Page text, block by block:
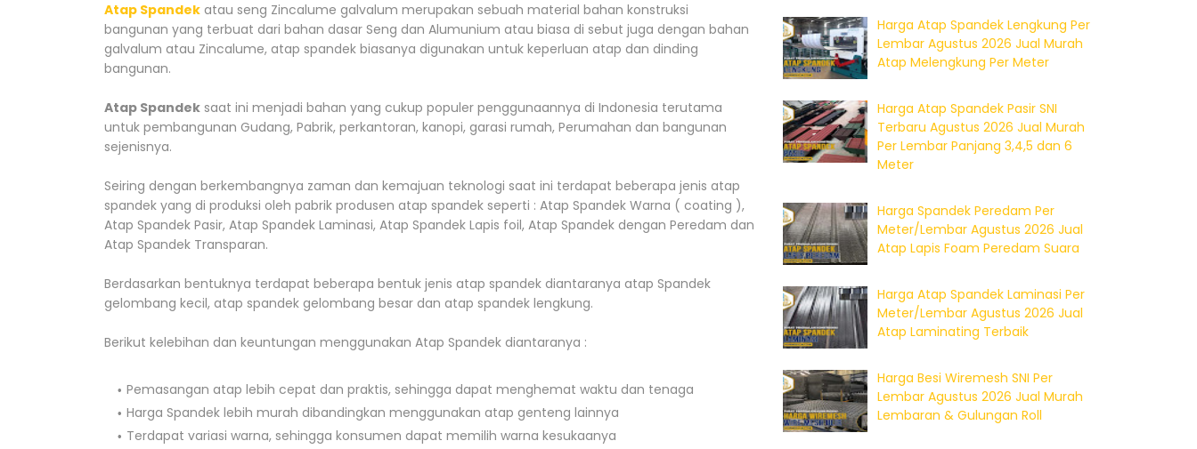
Atap Spandek atau seng Zincalume galvalum merupakan sebuah material bahan konstruksi
bangunan yang terbuat dari bahan dasar Seng dan Alumunium atau biasa di sebut juga dengan bahan
galvalum atau Zincalume, atap spandek biasanya digunakan untuk keperluan atap dan dinding
bangunan.
Atap Spandek saat ini menjadi bahan yang cukup populer penggunaannya di Indonesia terutama
untuk pembangunan Gudang, Pabrik, perkantoran, kanopi, garasi rumah, Perumahan dan bangunan
sejenisnya.
Seiring dengan berkembangnya zaman dan kemajuan teknologi saat ini terdapat beberapa jenis atap
spandek yang di produksi oleh pabrik produsen atap spandek seperti : Atap Spandek Warna ( coating ),
Atap Spandek Pasir, Atap Spandek Laminasi, Atap Spandek Lapis foil, Atap Spandek dengan Peredam dan
Atap Spandek Transparan.
Berdasarkan bentuknya terdapat beberapa bentuk jenis atap spandek diantaranya atap Spandek
gelombang kecil, atap spandek gelombang besar dan atap spandek lengkung.
Berikut kelebihan dan keuntungan menggunakan Atap Spandek diantaranya :
Pemasangan atap lebih cepat dan praktis, sehingga dapat menghemat waktu dan tenaga
Harga Spandek lebih murah dibandingkan menggunakan atap genteng lainnya
Terdapat variasi warna, sehingga konsumen dapat memilih warna kesukaanya
Harga Atap Spandek Lengkung Per
Lembar Agustus 2026 Jual Murah
Atap Melengkung Per Meter
Harga Atap Spandek Pasir SNI
Terbaru Agustus 2026 Jual Murah
Per Lembar Panjang 3,4,5 dan 6
Meter
Harga Spandek Peredam Per
Meter/Lembar Agustus 2026 Jual
Atap Lapis Foam Peredam Suara
Harga Atap Spandek Laminasi Per
Meter/Lembar Agustus 2026 Jual
Atap Laminating Terbaik
Harga Besi Wiremesh SNI Per
Lembar Agustus 2026 Jual Murah
Lembaran & Gulungan Roll